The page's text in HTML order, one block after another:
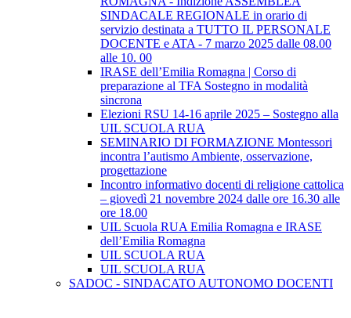
SINDACALE REGIONALE in orario di
servizio destinata a TUTTO IL PERSONALE
DOCENTE e ATA - 7 marzo 2025 dalle 08.00
alle 10. 00
IRASE dell’Emilia Romagna | Corso di
preparazione al TFA Sostegno in modalità
sincrona
Elezioni RSU 14-16 aprile 2025 – Sostegno alla
UIL SCUOLA RUA
SEMINARIO DI FORMAZIONE Montessori
incontra l’autismo Ambiente, osservazione,
progettazione
Incontro informativo docenti di religione cattolica
– giovedì 21 novembre 2024 dalle ore 16.30 alle
ore 18.00
UIL Scuola RUA Emilia Romagna e IRASE
dell’Emilia Romagna
UIL SCUOLA RUA
UIL SCUOLA RUA
SADOC - SINDACATO AUTONOMO DOCENTI